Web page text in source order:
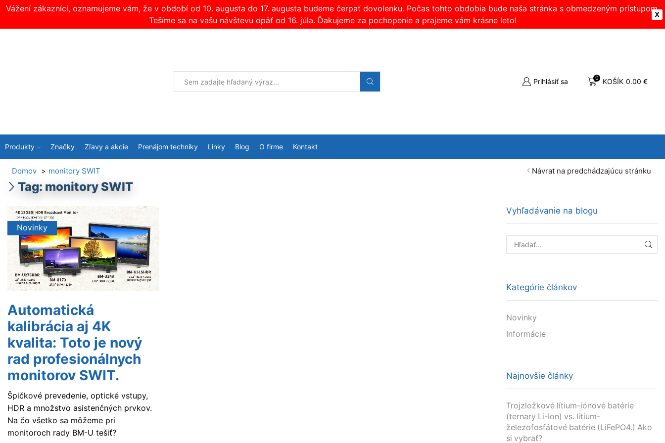
X
Vážení zákazníci, oznamujeme vám, že v období od 10. augusta do 17. augusta budeme čerpať dovolenku. Počas tohto obdobia bude naša stránka s obmedzeným prístupom.
Tešíme sa na vašu návštevu opäť od 16. júla. Ďakujeme za pochopenie a prajeme vám krásne leto!
Prihlásiť sa 0 KOŠÍK 0.00 €
Produkty Značky Zľavy a akcie Prenájom techniky Linky Blog O firme Kontakt
Návrat na predchádzajúcu stránku
Domov monitory SWIT
Tag: monitory SWIT
Novinky
Automatická
kalibrácia aj 4K
kvalita: Toto je nový
rad profesionálnych
monitorov SWIT.
Špičkové prevedenie, optické vstupy,
HDR a množstvo asistenčných prvkov.
Na čo všetko sa môžeme pri
monitoroch rady BM-U tešiť?
Vyhľadávanie na blogu
Kategórie článkov
Novinky
Informácie
Najnovšie články
Trojzložkové lítium-iónové batérie
(ternary Li-Ion) vs. lítium-
železofosfátové batérie (LiFePO4.) Ako
si vybrať?